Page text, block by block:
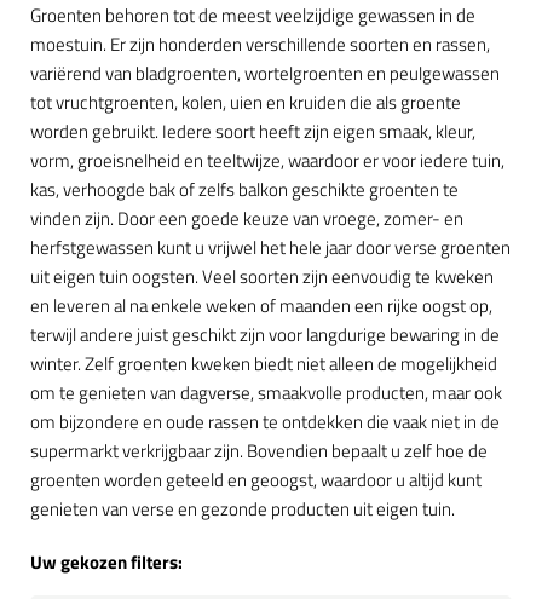
Groenten behoren tot de meest veelzijdige gewassen in de
moestuin. Er zijn honderden verschillende soorten en rassen,
variërend van bladgroenten, wortelgroenten en peulgewassen
tot vruchtgroenten, kolen, uien en kruiden die als groente
worden gebruikt. Iedere soort heeft zijn eigen smaak, kleur,
vorm, groeisnelheid en teeltwijze, waardoor er voor iedere tuin,
kas, verhoogde bak of zelfs balkon geschikte groenten te
vinden zijn. Door een goede keuze van vroege, zomer- en
herfstgewassen kunt u vrijwel het hele jaar door verse groenten
uit eigen tuin oogsten. Veel soorten zijn eenvoudig te kweken
en leveren al na enkele weken of maanden een rijke oogst op,
terwijl andere juist geschikt zijn voor langdurige bewaring in de
winter. Zelf groenten kweken biedt niet alleen de mogelijkheid
om te genieten van dagverse, smaakvolle producten, maar ook
om bijzondere en oude rassen te ontdekken die vaak niet in de
supermarkt verkrijgbaar zijn. Bovendien bepaalt u zelf hoe de
groenten worden geteeld en geoogst, waardoor u altijd kunt
genieten van verse en gezonde producten uit eigen tuin.
Uw gekozen filters: